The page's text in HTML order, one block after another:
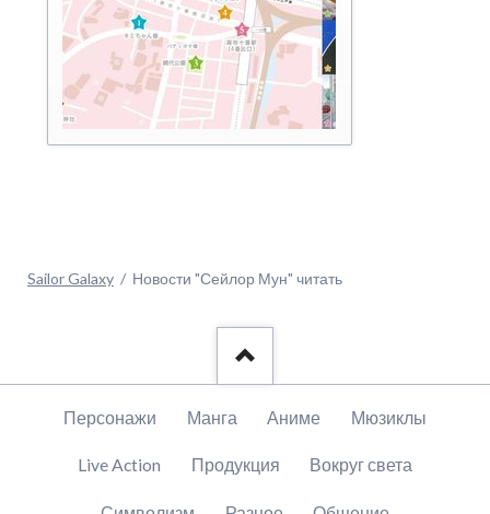
Sailor Galaxy Новости "Сейлор Мун" читать
Пропустить
Персонажи Манга Аниме Мюзиклы
Live Action Продукция Вокруг света